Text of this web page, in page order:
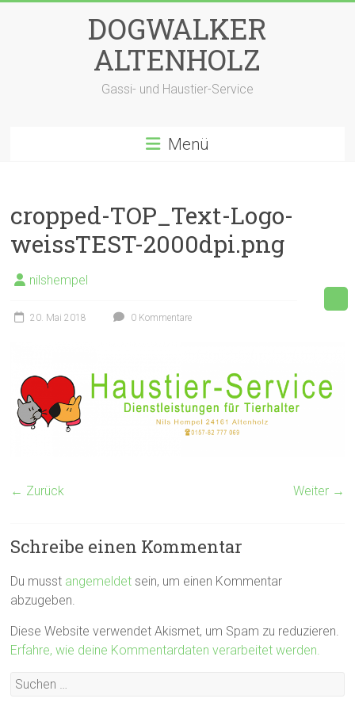
DOGWALKER
ALTENHOLZ
Gassi- und Haustier-Service
Menü
cropped-TOP_Text-Logo-
weissTEST-2000dpi.png
nilshempel
20. Mai 2018 0 Kommentare
← Zurück Weiter →
Schreibe einen Kommentar
Du musst angemeldet sein, um einen Kommentar
abzugeben.
Diese Website verwendet Akismet, um Spam zu reduzieren.
Erfahre, wie deine Kommentardaten verarbeitet werden.